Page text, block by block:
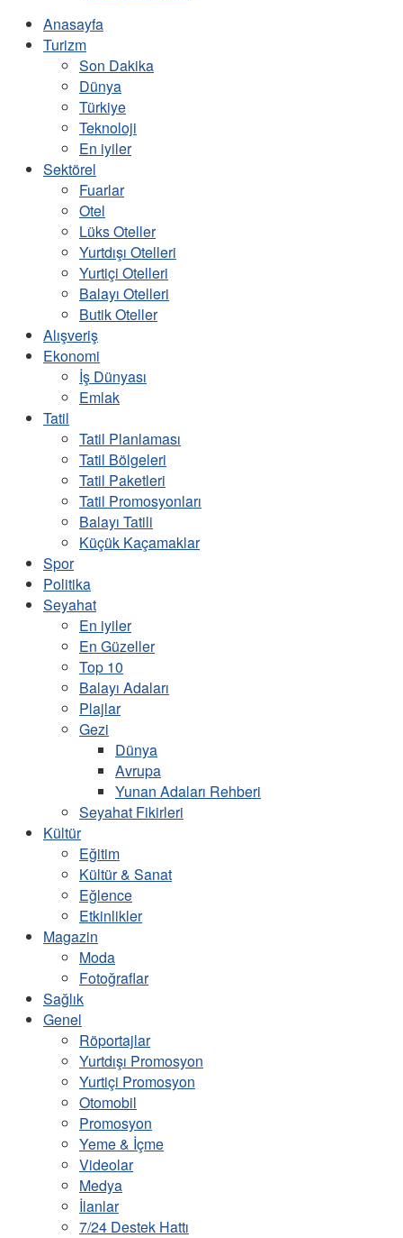
Anasayfa
Turizm
Son Dakika
Dünya
Türkiye
Teknoloji
En iyiler
Sektörel
Fuarlar
Otel
Lüks Oteller
Yurtdışı Otelleri
Yurtiçi Otelleri
Balayı Otelleri
Butik Oteller
Alışveriş
Ekonomi
İş Dünyası
Emlak
Tatil
Tatil Planlaması
Tatil Bölgeleri
Tatil Paketleri
Tatil Promosyonları
Balayı Tatili
Küçük Kaçamaklar
Spor
Politika
Seyahat
En iyiler
En Güzeller
Top 10
Balayı Adaları
Plajlar
Gezi
Dünya
Avrupa
Yunan Adaları Rehberi
Seyahat Fikirleri
Kültür
Eğitim
Kültür & Sanat
Eğlence
Etkinlikler
Magazin
Moda
Fotoğraflar
Sağlık
Genel
Röportajlar
Yurtdışı Promosyon
Yurtiçi Promosyon
Otomobil
Promosyon
Yeme & İçme
Videolar
Medya
İlanlar
7/24 Destek Hattı